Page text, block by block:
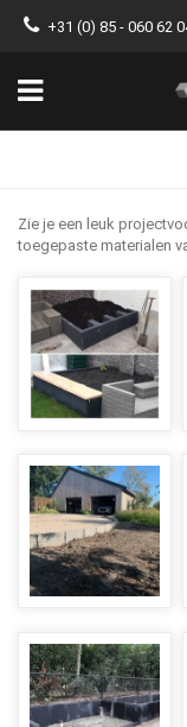
+31 (0) 85 - 060 62
Zie je een leuk
toegepaste materialen